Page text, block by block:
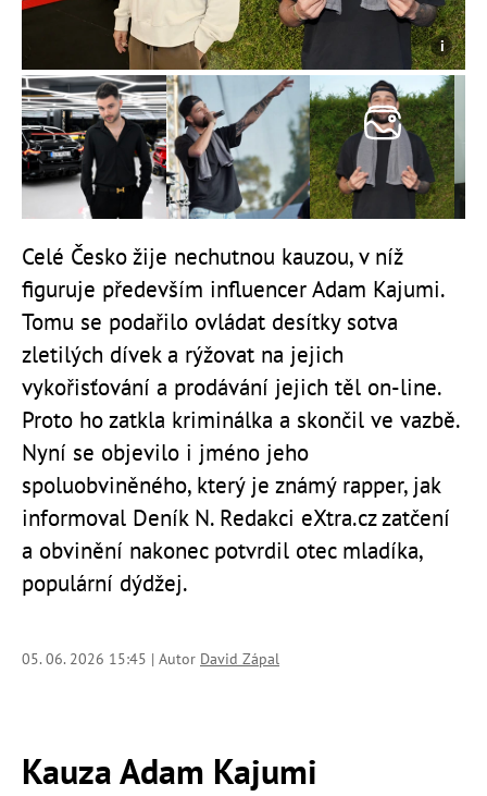
Celé Česko žije nechutnou kauzou, v níž
figuruje především influencer Adam Kajumi.
Tomu se podařilo ovládat desítky sotva
zletilých dívek a rýžovat na jejich
vykořisťování a prodávání jejich těl on-line.
Proto ho zatkla kriminálka a skončil ve vazbě.
Nyní se objevilo i jméno jeho
spoluobviněného, který je známý rapper, jak
informoval Deník N. Redakci eXtra.cz zatčení
a obvinění nakonec potvrdil otec mladíka,
populární dýdžej.
05. 06. 2026 15:45 | Autor David Zápal
Kauza Adam Kajumi